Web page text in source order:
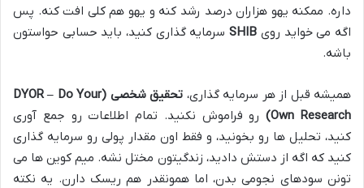
داره. ممکنه یهو هزاران درصد رشد کنه و یهو هم کلی افت کنه. پس
اگه می خواید روی SHIBسرمایه گذاری کنید، باید حسابی حواستون
باشه.
همیشه قبل از هر سرمایه گذاری،
تحقیق شخصی (DYOR – Do Your
Own Research) رو فراموش نکنید. تمام اطلاعات رو جمع آوری
کنید، تحلیل ها رو بخونید، و فقط اون مقدار پولی رو سرمایه گذاری
کنید که اگه از دستش دادید، زندگیتون مختل نشه. میم کوین ها می
تونن سودهای نجومی بدن، اما همونقدر هم ریسک دارن. یه نکته